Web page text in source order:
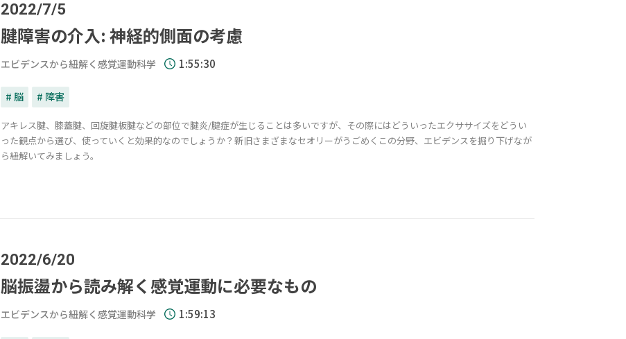
2022/7/5
腱障害の介入: 神経的側面の考慮
エビデンスから紐解く感覚運動科学 1:55:30
# 脳 # 障害
アキレス腱、膝蓋腱、回旋腱板腱などの部位で腱炎/腱症が生じることは多いですが、その際にはどういったエクササイズをどうい
った観点から選び、使っていくと効果的なのでしょうか？新旧さまざまなセオリーがうごめくこの分野、エビデンスを掘り下げなが
ら紐解いてみましょう。
2022/6/20
脳振盪から読み解く感覚運動に必要なもの
エビデンスから紐解く感覚運動科学 1:59:13